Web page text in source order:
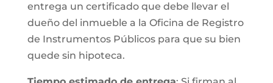
entrega un certificado que debe llevar el
dueño del inmueble a la Oficina de Registro
de Instrumentos Públicos para que su bien
quede sin hipoteca.